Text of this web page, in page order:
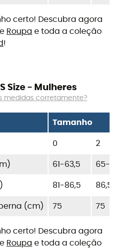
certo! Descubra agora
Roupa e toda a coleção
!
Size - Mulheres
medidas corretamente?
Tamanho
0 2
61-63,5 65-
81-86,5 86,5-
(cm) 75 75
certo! Descubra agora
Roupa e toda a coleção